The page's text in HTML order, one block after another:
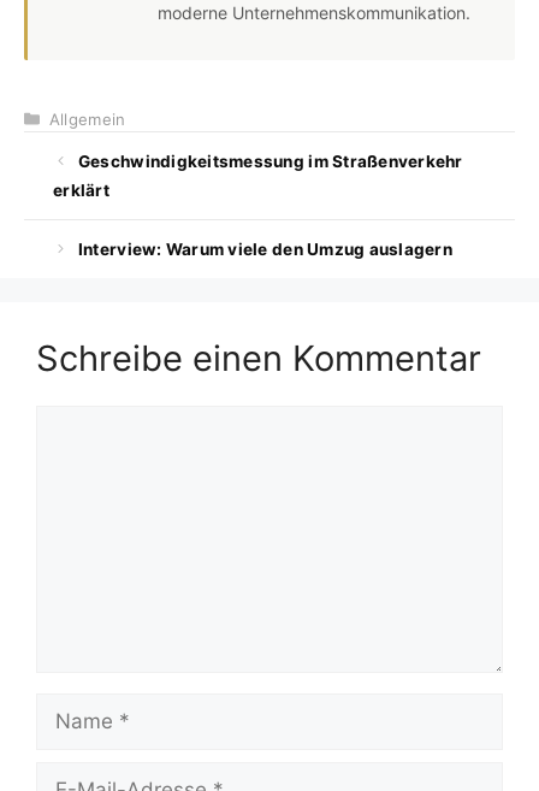
moderne Unternehmenskommunikation.
Kategorien
Allgemein
Geschwindigkeitsmessung im Straßenverkehr
erklärt
Interview: Warum viele den Umzug auslagern
Schreibe einen Kommentar